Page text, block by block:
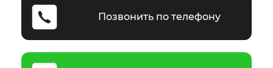
Позвонить по телефону